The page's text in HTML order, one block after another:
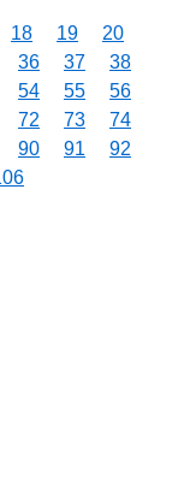
18 19
20
36 37
38
54 55
56
72 73
74
90 91
92